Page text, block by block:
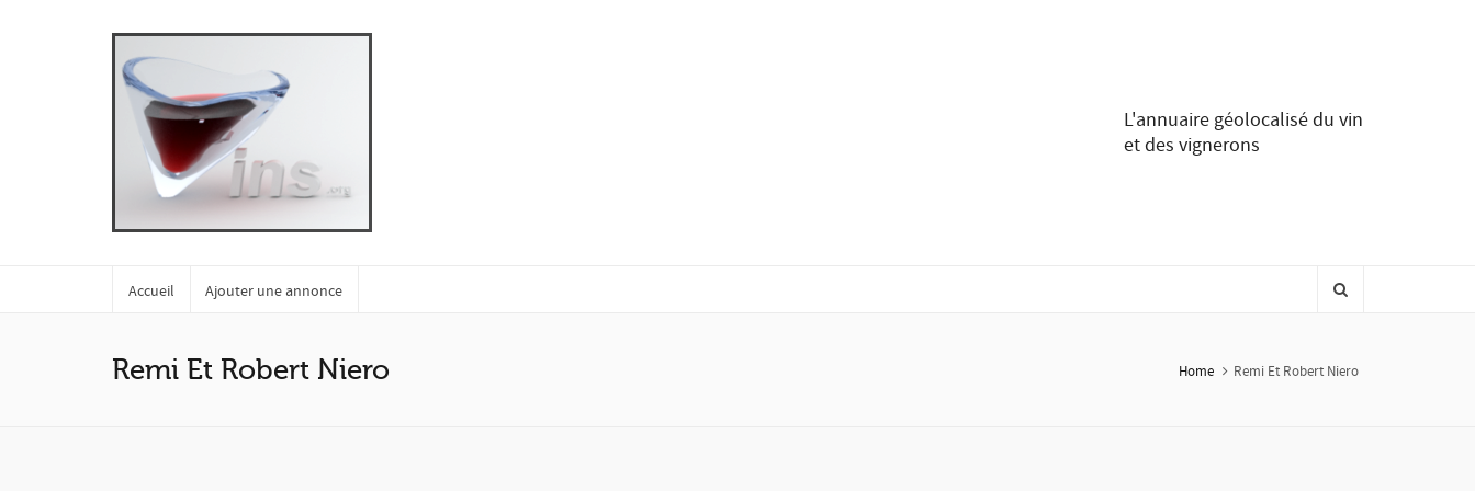
L'annuaire géolocalisé du vin
et des vignerons
Accueil Ajouter une annonce
Remi Et Robert Niero Home Remi Et Robert Niero